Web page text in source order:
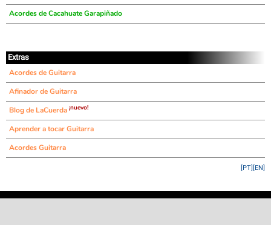
Acordes de Cacahuate Garapiñado
Extras
Acordes de Guitarra
Afinador de Guitarra
Blog de LaCuerda ¡nuevo!
Aprender a tocar Guitarra
Acordes Guitarra
[EN]
[PT]